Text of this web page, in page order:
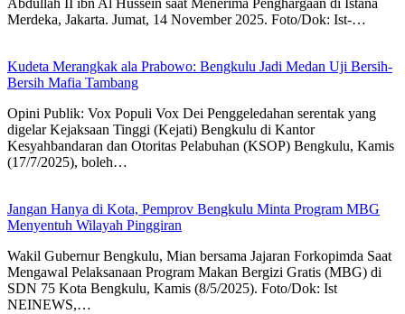
Abdullah II ibn Al Hussein saat Menerima Penghargaan di Istana
Merdeka, Jakarta. Jumat, 14 November 2025. Foto/Dok: Ist-…
Kudeta Merangkak ala Prabowo: Bengkulu Jadi Medan Uji Bersih-
Bersih Mafia Tambang
Opini Publik: Vox Populi Vox Dei Penggeledahan serentak yang
digelar Kejaksaan Tinggi (Kejati) Bengkulu di Kantor
Kesyahbandaran dan Otoritas Pelabuhan (KSOP) Bengkulu, Kamis
(17/7/2025), boleh…
Jangan Hanya di Kota, Pemprov Bengkulu Minta Program MBG
Menyentuh Wilayah Pinggiran
Wakil Gubernur Bengkulu, Mian bersama Jajaran Forkopimda Saat
Mengawal Pelaksanaan Program Makan Bergizi Gratis (MBG) di
SDN 75 Kota Bengkulu, Kamis (8/5/2025). Foto/Dok: Ist
NEINEWS,…